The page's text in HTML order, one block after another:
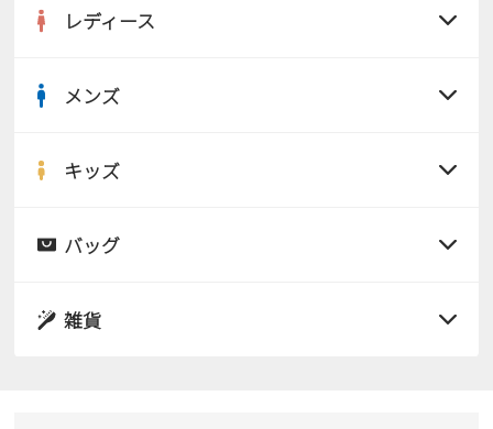
レディース
サンダル
スニーカー
メンズ
サンダル
キッズ
サンダル
バッグ
雑貨